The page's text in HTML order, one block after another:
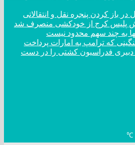
در باز کردن پنجره نقل و انتقالاتی
به چند سهم محدود نیست
که ترامپ به امارات پرداخت
فدراسیون کشتی را در دست
℃